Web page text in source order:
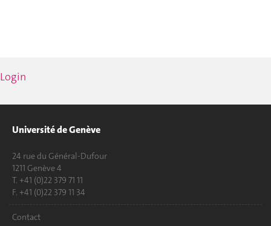
Login
Université de Genève
24 rue du Général-Dufour
1211 Genève 4
T. +41 (0)22 379 71 11
F. +41 (0)22 379 11 34
Contact